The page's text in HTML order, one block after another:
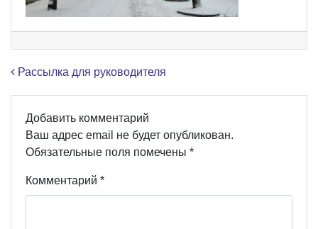
Навигация по записям
Рассылка для руководителя
Добавить комментарий
Ваш адрес email не будет опубликован.
Обязательные поля помечены *
Комментарий *